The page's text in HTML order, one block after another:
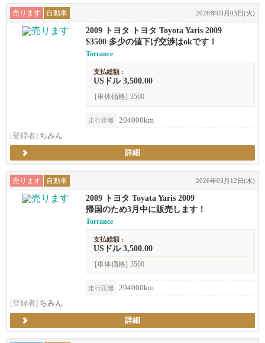
売ります 自動車 2026年03月03日(火)
2009 トヨタ トヨタ Toyota Yaris 2009
$3500 多少の値下げ交渉はokです！
Torrance
支払総額 :
USドル 3,500.00
[車体価格] 3500
走行距離
204000km
[登録者] ちみん
詳細
売ります 自動車 2026年03月12日(木)
2009 トヨタ Toyata Yaris 2009
帰国のため3月中に販売します！
Torrance
支払総額 :
USドル 3,500.00
[車体価格] 3500
走行距離
204000km
[登録者] ちみん
詳細